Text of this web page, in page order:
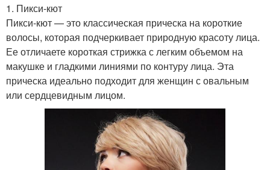
1. Пикси-кют
Пикси-кют — это классическая прическа на короткие
волосы, которая подчеркивает природную красоту лица.
Ее отличаете короткая стрижка с легким объемом на
макушке и гладкими линиями по контуру лица. Эта
прическа идеально подходит для женщин с овальным
или сердцевидным лицом.